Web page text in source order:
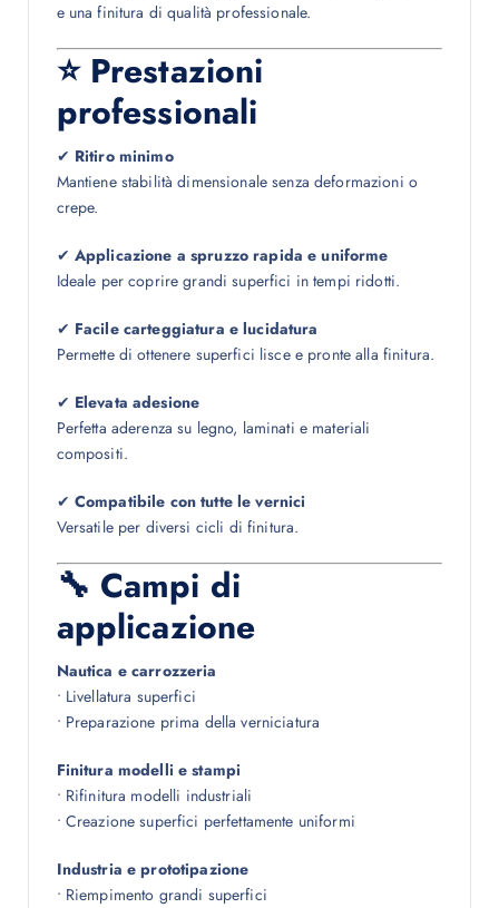
e una finitura di qualità professionale.
⭐ Prestazioni
professionali
✔ Ritiro minimo
Mantiene stabilità dimensionale senza deformazioni o
crepe.
✔ Applicazione a spruzzo rapida e uniforme
Ideale per coprire grandi superfici in tempi ridotti.
✔ Facile carteggiatura e lucidatura
Permette di ottenere superfici lisce e pronte alla finitura.
✔ Elevata adesione
Perfetta aderenza su legno, laminati e materiali
compositi.
✔ Compatibile con tutte le vernici
Versatile per diversi cicli di finitura.
🔧 Campi di
applicazione
Nautica e carrozzeria
• Livellatura superfici
• Preparazione prima della verniciatura
Finitura modelli e stampi
• Rifinitura modelli industriali
• Creazione superfici perfettamente uniformi
Industria e prototipazione
• Riempimento grandi superfici